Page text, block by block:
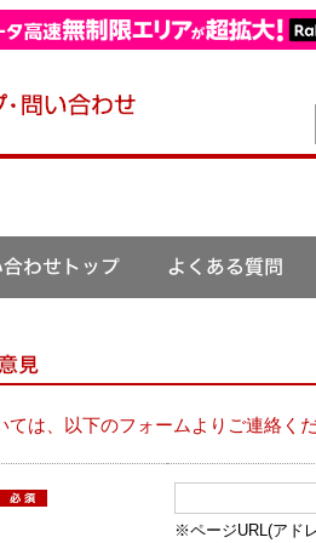
ては、以下のフォームよりご連絡く
※ページURL(アド